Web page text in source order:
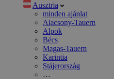
Ausztria
minden ajánlat
Alacsony-Tauern
Alpok
Bécs
Magas-Tauern
Karintia
Stájerország
…